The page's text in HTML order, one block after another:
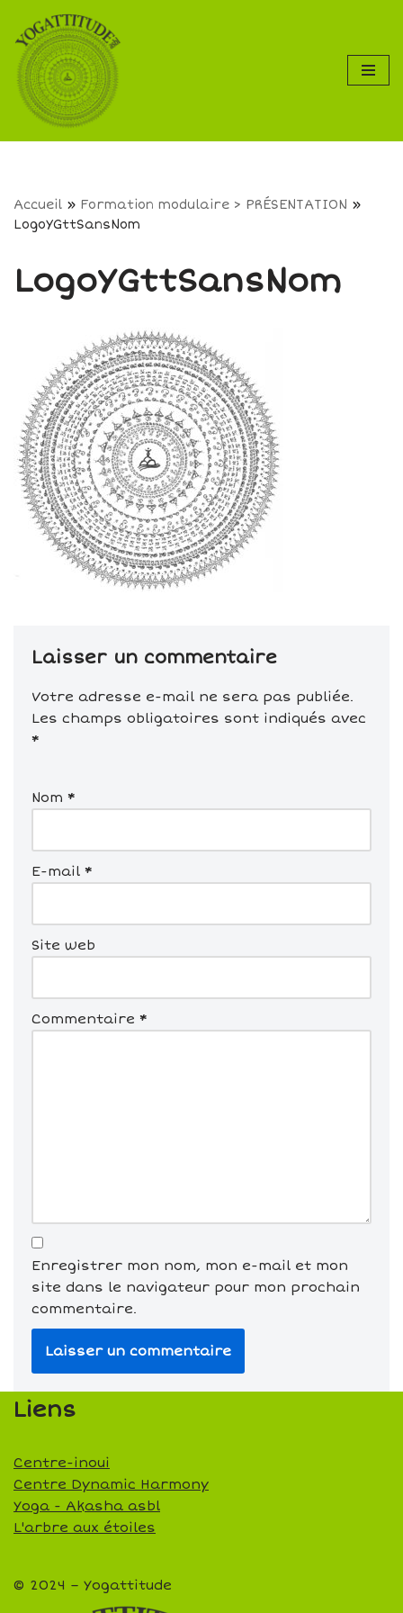
Aller
au
contenu
Accueil » Formation modulaire > PRÉSENTATION »
LogoYGttSansNom
LogoYGttSansNom
Laisser un commentaire
Votre adresse e-mail ne sera pas publiée.
Les champs obligatoires sont indiqués avec
*
Nom *
E-mail *
Site web
Commentaire *
Enregistrer mon nom, mon e-mail et mon
site dans le navigateur pour mon prochain
commentaire.
Liens
Centre-inoui
Centre Dynamic Harmony
Yoga - Akasha asbl
L'arbre aux étoiles
© 2024 – Yogattitude